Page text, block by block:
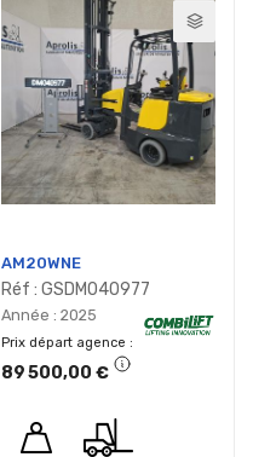
AM20WNE
Réf : GSDM040977
Année : 2025
Prix départ agence
89 500,00 €